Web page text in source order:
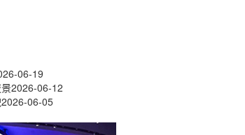
06-19
2026-06-12
2026-06-05